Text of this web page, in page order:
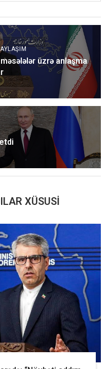
üzrə anlaşma
XÜSUSI